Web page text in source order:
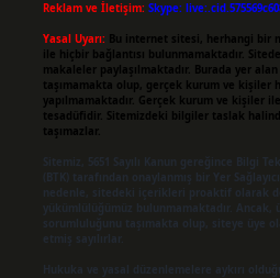
Reklam ve İletişim: Skype:
Yasal Uyarı: Bu internet sitesi, herhangi bir
ile hiçbir bağlantısı bulunmamaktadır.
makaleler paylaşılmaktadır. Burada yer
taşımamakta olup, gerçek kurum ve kişiler
yapılmamaktadır. Gerçek kurum ve kişiler
tesadüfidir. Sitemizdeki bilgiler taslak
taşımazlar.
Sitemiz, 5651 Sayılı Kanun gereğince Bilgi
(BTK) tarafından onaylanmış bir Yer
nedenle, sitedeki içerikleri proaktif olarak
yükümlülüğümüz bulunmamaktadır. Ancak,
sorumluluğunu taşımakta olup, siteye üye
etmiş sayılırlar.
Hukuka ve yasal düzenlemelere aykırı